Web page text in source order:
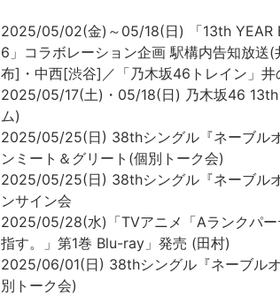
2025/05/02(金)～05/18(日) 「13th YEAR
6」コラボレーション企画 駅構内告知放
布]・中西[渋谷]／「乃木坂46トレイン」
2025/05/17(土)・05/18(日) 乃木坂46 13th
ム)
2025/05/25(日) 38thシングル『ネーブル
ンミート＆グリート(個別トーク会)
2025/05/25(日) 38thシングル『ネーブル
ンサイン会
2025/05/28(水)「TVアニメ「Aランクパー
指す。」第1巻 Blu-ray」発売 (田村)
2025/06/01(日) 38thシングル『ネーブル
別トーク会)